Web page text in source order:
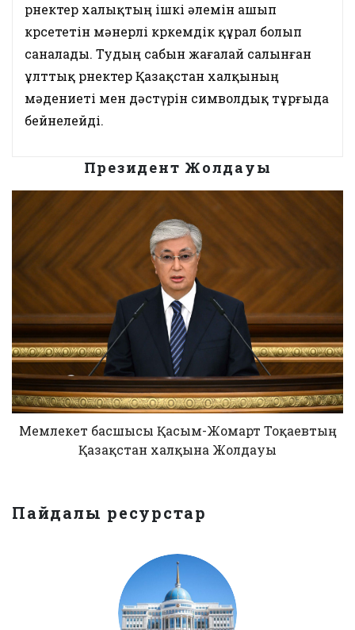
өрнектер халықтың ішкі әлемін ашып
көрсететін мәнерлі көркемдік құрал болып
саналады. Тудың сабын жағалай салынған
ұлттық өрнектер Қазақстан халқының
мәдениеті мен дәстүрін символдық тұрғыда
бейнелейді.
Президент Жолдауы
Мемлекет басшысы Қасым-Жомарт Тоқаевтың
Қазақстан халқына Жолдауы
Пайдалы ресурстар